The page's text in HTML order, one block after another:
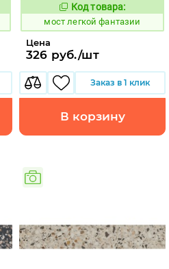
1021237
Код товара:
мост легкой фантазии
Цена
326 руб./шт
Заказ в 1 клик
В корзину